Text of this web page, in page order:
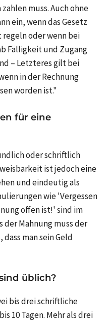
muss. Auch ohne
ein, wenn das Gesetz
oder wenn bei
Fälligkeit und Zugang
– Letzteres gilt bei
in der Rechnung
worden ist."
für eine
oder schriftlich
ist jedoch eine
und eindeutig als
wie 'Vergessen
offen ist!' sind im
der Mahnung muss der
man sein Geld
üblich?
bis drei schriftliche
10 Tagen. Mehr als drei